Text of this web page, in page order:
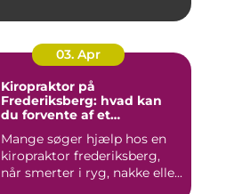
03. Apr
Kiropraktor på
Frederiksberg: hvad kan
du forvente af et
Mange søger hjælp hos en
kiropraktor frederiksberg,
når smerter i ryg, nakke elle...